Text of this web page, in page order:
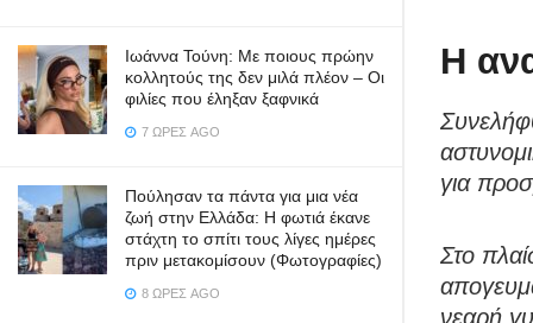
Ιωάννα Τούνη: Με ποιους πρώην
κολλητούς της δεν μιλά πλέον – Οι
φιλίες που έληξαν ξαφνικά
7 ΏΡΕΣ AGO
Πούλησαν τα πάντα για μια νέα
ζωή στην Ελλάδα: Η φωτιά έκανε
στάχτη το σπίτι τους λίγες ημέρες
πριν μετακομίσουν (Φωτογραφίες)
8 ΏΡΕΣ AGO
Η
για
Στο
νεαρή